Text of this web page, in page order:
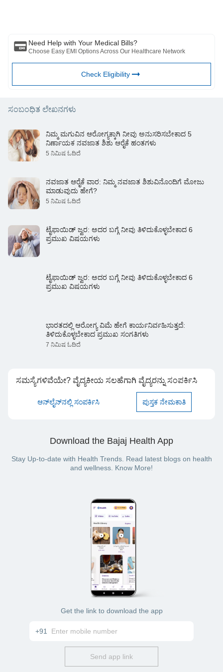
ಒದಗಿಸಲಾದ ಸೇವೆಗಳು.
Need Help with Your Medical Bills?
Choose Easy EMI Options Across Our Healthcare Network
Check Eligibility
ಸಂಬಂಧಿತ ಲೇಖನಗಳು
ನಿಮ್ಮ ಮಗುವಿನ ಆರೋಗ್ಯಕ್ಕಾಗಿ ನೀವು ಅನುಸರಿಸಬೇಕಾದ 5
ನಿರ್ಣಾಯಕ ನವಜಾತ ಶಿಶು ಆರೈಕೆ ಹಂತಗಳು
5 ನಿಮಿಷ ಓದಿದೆ
ನವಜಾತ ಆರೈಕೆ ವಾರ: ನಿಮ್ಮ ನವಜಾತ ಶಿಶುವಿನೊಂದಿಗೆ ಮೋಜು
ಮಾಡುವುದು ಹೇಗೆ?
5 ನಿಮಿಷ ಓದಿದೆ
ಟೈಫಾಯಿಡ್ ಜ್ವರ: ಅದರ ಬಗ್ಗೆ ನೀವು ತಿಳಿದುಕೊಳ್ಳಬೇಕಾದ 6
ಪ್ರಮುಖ ವಿಷಯಗಳು
ಟೈಫಾಯಿಡ್ ಜ್ವರ: ಅದರ ಬಗ್ಗೆ ನೀವು ತಿಳಿದುಕೊಳ್ಳಬೇಕಾದ 6
ಪ್ರಮುಖ ವಿಷಯಗಳು
ಭಾರತದಲ್ಲಿ ಆರೋಗ್ಯ ವಿಮೆ ಹೇಗೆ ಕಾರ್ಯನಿರ್ವಹಿಸುತ್ತದೆ:
ತಿಳಿದುಕೊಳ್ಳಬೇಕಾದ ಪ್ರಮುಖ ಸಂಗತಿಗಳು
7 ನಿಮಿಷ ಓದಿದೆ
ಸಮಸ್ಯೆಗಳಿವೆಯೇ? ವೈದ್ಯಕೀಯ ಸಲಹೆಗಾಗಿ ವೈದ್ಯರನ್ನು ಸಂಪರ್ಕಿಸಿ
ಆನ್‌ಲೈನ್‌ನಲ್ಲಿ ಸಂಪರ್ಕಿಸಿ ಪುಸ್ತಕ ನೇಮಕಾತಿ
Download the Bajaj Health App
Stay Up-to-date with Health Trends. Read latest blogs on health
and wellness. Know More!
Get the link to download the app
+91
Send app link